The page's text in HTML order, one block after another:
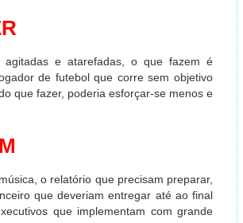
agitadas e atarefadas, o que fazem é
de futebol que corre sem objetivo
que fazer, poderia esforçar-se menos e
o relatório que precisam preparar,
que deveriam entregar até ao final
que implementam com grande